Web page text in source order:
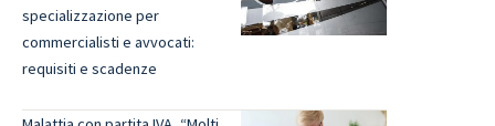
specializzazione per
commercialisti e avvocati:
requisiti e scadenze